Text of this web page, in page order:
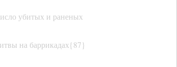
убитых и раненых
на баррикадах{87}